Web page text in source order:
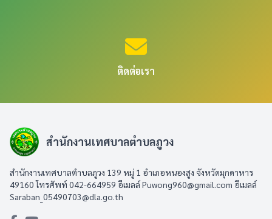
ติดต่อเรา
สำนักงานเทศบาลตำบลภูวง
สำนักงานเทศบาลตำบลภูวง 139 หมู่ 1 อำเภอหนองสูง จังหวัดมุกดาหาร
49160 โทรศัพท์ 042-664959 อีเมลล์Puwong960@gmail.com อีเมลล์
Saraban_05490703@dla.go.th